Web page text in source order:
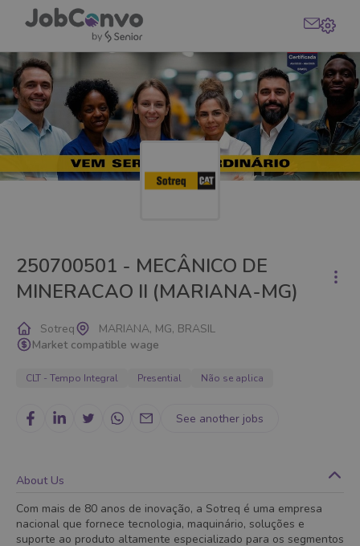
250700501 - MECÂNICO DE
MINERACAO II (MARIANA-MG)
Sotreq
MARIANA, MG, BRASIL
Market compatible wage
CLT - Tempo Integral Presential Não se aplica
See another jobs
About Us
Com mais de 80 anos de inovação, a Sotreq é uma empresa
nacional que fornece tecnologia, maquinário, soluções e
suporte ao produto altamente especializado para os segmentos